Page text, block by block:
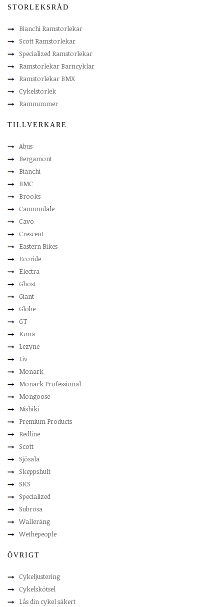
STORLEKSRÅD
Bianchi Ramstorlekar
Scott Ramstorlekar
Specialized Ramstorlekar
Ramstorlekar Barncyklar
Ramstorlekar BMX
Cykelstorlek
Ramnummer
TILLVERKARE
Abus
Bergamont
Bianchi
BMC
Brooks
Cannondale
Cavo
Crescent
Eastern Bikes
Ecoride
Electra
Ghost
Giant
Globe
GT
Kona
Lezyne
Liv
Monark
Monark Professional
Mongoose
Nishiki
Premium Products
Redline
Scott
Sjösala
Skeppshult
SKS
Specialized
Subrosa
Walleräng
Wethepeople
ÖVRIGT
Cykeljustering
Cykelskötsel
Lås din cykel säkert